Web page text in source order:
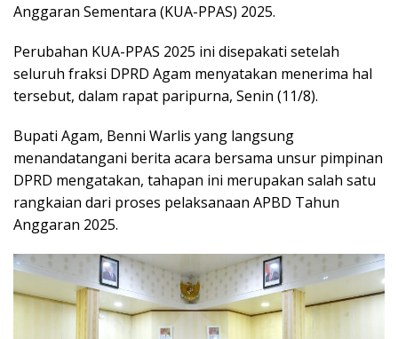
Anggaran Sementara (KUA-PPAS) 2025.
Perubahan KUA-PPAS 2025 ini disepakati setelah
seluruh fraksi DPRD Agam menyatakan menerima hal
tersebut, dalam rapat paripurna, Senin (11/8).
Bupati Agam, Benni Warlis yang langsung
menandatangani berita acara bersama unsur pimpinan
DPRD mengatakan, tahapan ini merupakan salah satu
rangkaian dari proses pelaksanaan APBD Tahun
Anggaran 2025.